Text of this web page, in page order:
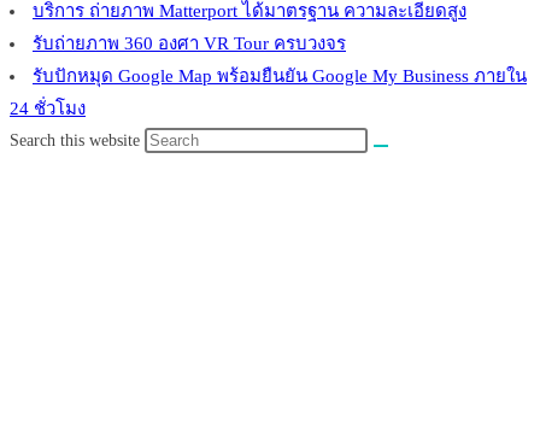
บริการ ถ่ายภาพ Matterport ได้มาตรฐาน ความละเอียดสูง
รับถ่ายภาพ 360 องศา VR Tour ครบวงจร
รับปักหมุด Google Map พร้อมยืนยัน Google My Business ภายใน
24 ชั่วโมง
Search this website